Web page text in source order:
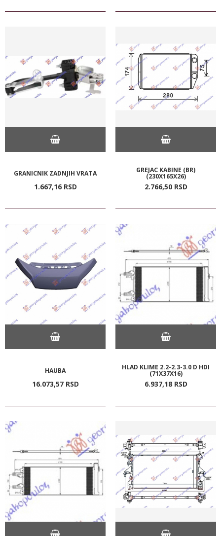
GRANICNIK ZADNJIH VRATA
1.667,16 RSD
GREJAC KABINE (BR)
(230X165X26)
2.766,50 RSD
HAUBA
16.073,57 RSD
HLAD KLIME 2.2-2.3-3.0 D HDI
(71X37X16)
6.937,18 RSD